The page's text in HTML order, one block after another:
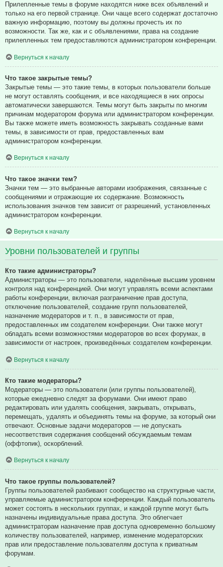
Прилепленные темы в форуме находятся ниже всех объявлений и
только на его первой странице. Они чаще всего содержат достаточно
важную информацию, поэтому вы должны прочесть их по
возможности. Так же, как и с объявлениями, права на создание
прилепленных тем предоставляются администратором конференции.
Вернуться к началу
Что такое закрытые темы?
Закрытые темы — это такие темы, в которых пользователи больше
не могут оставлять сообщения, и все находящиеся в них опросы
автоматически завершаются. Темы могут быть закрыты по многим
причинам модератором форума или администратором конференции.
Вы также можете иметь возможность закрывать созданные вами
темы, в зависимости от прав, предоставленных вам
администратором конференции.
Вернуться к началу
Что такое значки тем?
Значки тем — это выбранные авторами изображения, связанные с
сообщениями и отражающие их содержание. Возможность
использования значков тем зависит от разрешений, установленных
администратором конференции.
Вернуться к началу
Уровни пользователей и группы
Кто такие администраторы?
Администраторы — это пользователи, наделённые высшим уровнем
контроля над конференцией. Они могут управлять всеми аспектами
работы конференции, включая разграничение прав доступа,
отключение пользователей, создание групп пользователей,
назначение модераторов и т. п., в зависимости от прав,
предоставленных им создателем конференции. Они также могут
обладать всеми возможностями модераторов во всех форумах, в
зависимости от настроек, произведённых создателем конференции.
Вернуться к началу
Кто такие модераторы?
Модераторы — это пользователи (или группы пользователей),
которые ежедневно следят за форумами. Они имеют право
редактировать или удалять сообщения, закрывать, открывать,
перемещать, удалять и объединять темы на форуме, за который они
отвечают. Основные задачи модераторов — не допускать
несоответствия содержания сообщений обсуждаемым темам
(оффтопик), оскорблений.
Вернуться к началу
Что такое группы пользователей?
Группы пользователей разбивают сообщество на структурные части,
управляемые администратором конференции. Каждый пользователь
может состоять в нескольких группах, и каждой группе могут быть
назначены индивидуальные права доступа. Это облегчает
администраторам назначение прав доступа одновременно большому
количеству пользователей, например, изменение модераторских
прав или предоставление пользователям доступа к приватным
форумам.